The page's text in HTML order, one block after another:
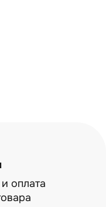
оплата